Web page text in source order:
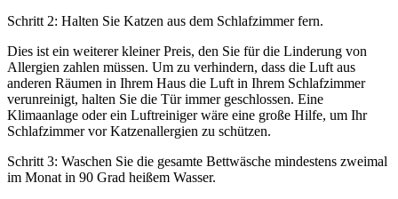
Schritt 2: Halten Sie Katzen aus dem Schlafzimmer fern.
Dies ist ein weiterer kleiner Preis, den Sie für die Linderung von
Allergien zahlen müssen. Um zu verhindern, dass die Luft aus
anderen Räumen in Ihrem Haus die Luft in Ihrem Schlafzimmer
verunreinigt, halten Sie die Tür immer geschlossen. Eine
Klimaanlage oder ein Luftreiniger wäre eine große Hilfe, um Ihr
Schlafzimmer vor Katzenallergien zu schützen.
Schritt 3: Waschen Sie die gesamte Bettwäsche mindestens zweimal
im Monat in 90 Grad heißem Wasser.